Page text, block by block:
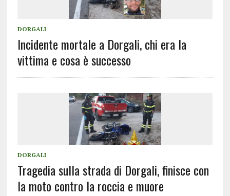
DORGALI
Incidente mortale a Dorgali, chi era la
vittima e cosa è successo
DORGALI
Tragedia sulla strada di Dorgali, finisce con
la moto contro la roccia e muore